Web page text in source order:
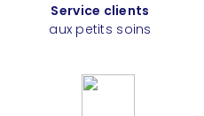
Service clients
aux petits soins